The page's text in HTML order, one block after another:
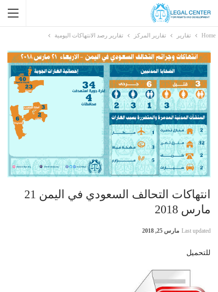
Home تقارير تقارير المركز تقارير رصد الانتهاكات اليومية
انتهاكات التحالف السعودي في اليمن 21
مارس 2018
Last updated مارس 25, 2018
للتحميل